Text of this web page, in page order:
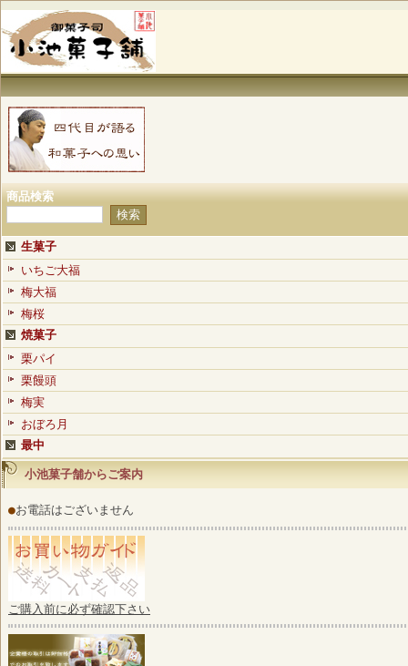
商品検索
生菓子
いちご大福
梅大福
梅桜
焼菓子
栗パイ
栗饅頭
梅実
おぼろ月
最中
小池菓子舗からご案内
●お電話はございません
ご購入前に必ず確認下さい